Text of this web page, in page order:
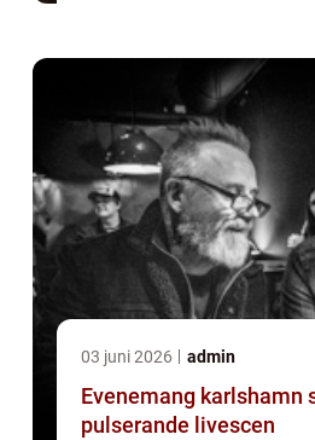
03 juni 2026 admin
Evenemang karlshamn stadens
pulserande livescen